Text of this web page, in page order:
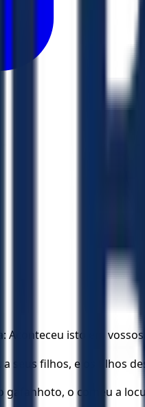
isto em
seus filhos, e os filhos
o comeu a